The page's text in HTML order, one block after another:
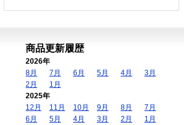
商品更新履歴
2026年
8月
7月 6月 5月 4月
3月
2月
1月
2025年
12月
11月 10月 9月 8月
7月
6月
5月 4月 3月 2月
1月